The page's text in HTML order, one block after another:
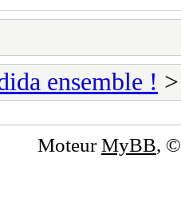
ensemble !
MoteurMyBB,